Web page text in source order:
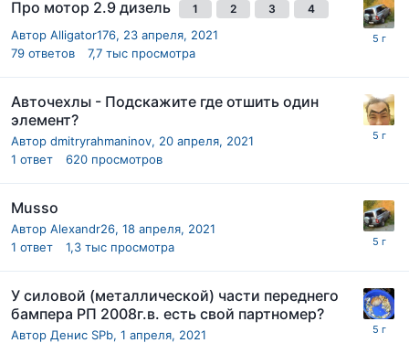
Про мотор 2.9 дизель 1 2 3 4
Автор Alligator176, 23 апреля, 2021
79 ответов 7,7 тыс просмотра
Авточехлы - Подскажите где отшить один
элемент?
Автор dmitryrahmaninov, 20 апреля, 2021
1 ответ 620 просмотров
Musso
Автор Alexandr26, 18 апреля, 2021
1 ответ 1,3 тыс просмотра
У силовой (металлической) части переднего
бампера РП 2008г.в. есть свой партномер?
Автор Денис SPb, 1 апреля, 2021